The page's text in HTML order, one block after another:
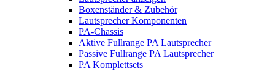
Boxenständer & Zubehör
Lautsprecher Komponenten
PA-Chassis
Aktive Fullrange PA Lautsprecher
Passive Fullrange PA Lautsprecher
PA Komplettsets